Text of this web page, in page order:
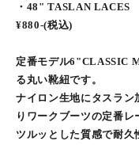
・48" TASLAN LACES
¥880-(税込)
定番モデル6"CLASSIC
る丸い靴紐です。
ナイロン生地にタスラン
りワークブーツの定番レ
ツルッとした質感で耐